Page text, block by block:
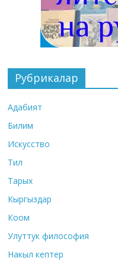
Рубрикалар
Адабият
Билим
Искусство
Тил
Тарых
Кыргыздар
Коом
Улуттук философия
Накыл кептер